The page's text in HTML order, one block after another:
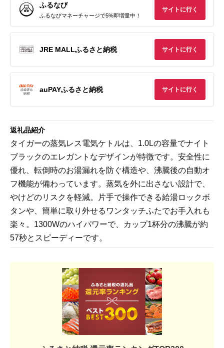
ふるなび
ふるなびマネーチャージで5%即増量中！
サイトに行く
JRE MALLふるさと納税 サイトに行く
auPAYふるさと納税 サイトに行く
返礼品紹介
タイガーの蒸気レス電気ケトルは、1.0Lの容量でナイト
ブラックのエレガントなデザインが特徴です。安全性に
優れ、転倒時のお湯漏れを防ぐ構造や、沸騰後の自動オ
フ機能が備わっています。蒸気を外に出さない設計で、
やけどのリスクを軽減。片手で操作できる給湯ロックボ
タンや、簡単に取り外せるワンタッチふたでお手入れも
楽々。1300Wのハイパワーで、カップ1杯分の沸騰が約
57秒とスピーディーです。